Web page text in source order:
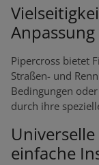
Anpassung
Pipercross bietet
Straßen- und
Bedingungen
durch ihre
einfache